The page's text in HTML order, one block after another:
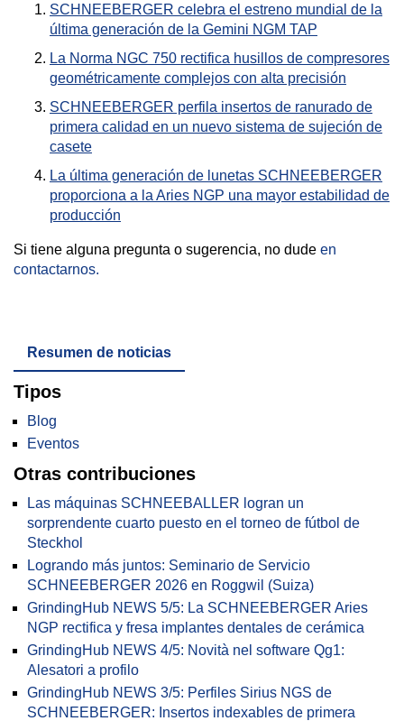
SCHNEEBERGER celebra el estreno mundial de la
última generación de la Gemini NGM TAP
La Norma NGC 750 rectifica husillos de compresores
geométricamente complejos con alta precisión
SCHNEEBERGER perfila insertos de ranurado de
primera calidad en un nuevo sistema de sujeción de
casete
La última generación de lunetas SCHNEEBERGER
proporciona a la Aries NGP una mayor estabilidad de
producción
Si tiene alguna pregunta o sugerencia, no dude en
contactarnos.
Resumen de noticias
Tipos
Blog
Eventos
Otras contribuciones
Las máquinas SCHNEEBALLER logran un
sorprendente cuarto puesto en el torneo de fútbol de
Steckhol
Logrando más juntos: Seminario de Servicio
SCHNEEBERGER 2026 en Roggwil (Suiza)
GrindingHub NEWS 5/5: La SCHNEEBERGER Aries
NGP rectifica y fresa implantes dentales de cerámica
GrindingHub NEWS 4/5: Novità nel software Qg1:
Alesatori a profilo
GrindingHub NEWS 3/5: Perfiles Sirius NGS de
SCHNEEBERGER: Insertos indexables de primera